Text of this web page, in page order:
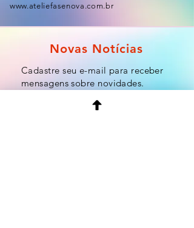
www.ateliefasenova.com.br
Novas Notícias
Cadastre seu e-mail para receber
mensagens sobre novidades.